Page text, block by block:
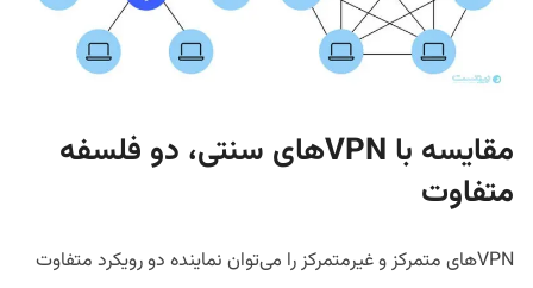
مقایسه با VPNهای سنتی، دو فلسفه
متفاوت
VPNهای متمرکز و غیرمتمرکز را می‌توان نماینده دو رویکرد متفاوت